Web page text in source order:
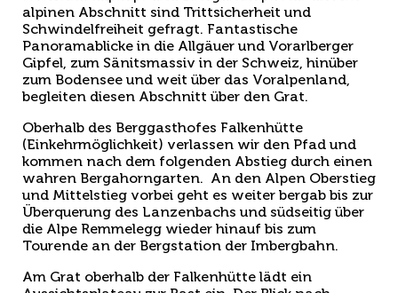
alpinen Abschnitt sind Trittsicherheit und
Schwindelfreiheit gefragt. Fantastische
Panoramablicke in die Allgäuer und Vorarlberger
Gipfel, zum Sänitsmassiv in der Schweiz, hinüber
zum Bodensee und weit über das Voralpenland,
begleiten diesen Abschnitt über den Grat.
Oberhalb des Berggasthofes Falkenhütte
(Einkehrmöglichkeit) verlassen wir den Pfad und
kommen nach dem folgenden Abstieg durch einen
wahren Bergahorngarten. An den Alpen Oberstieg
und Mittelstieg vorbei geht es weiter bergab bis zur
Überquerung des Lanzenbachs und südseitig über
die Alpe Remmelegg wieder hinauf bis zum
Tourende an der Bergstation der Imbergbahn.
Am Grat oberhalb der Falkenhütte lädt ein